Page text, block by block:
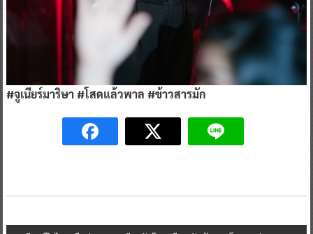
#จูเนียร์มาริษา #โสดแล้วพาล #ข้าวสารมัก